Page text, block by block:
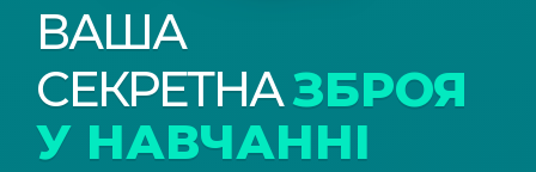
ВАША
СЕКРЕТНАЗБРОЯ
У НАВЧАННІ